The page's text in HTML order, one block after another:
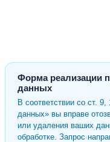
Форма реализации
данных
В соответствии со ст.
данных» вы вправе
или удаления ваших
обработке. Запрос